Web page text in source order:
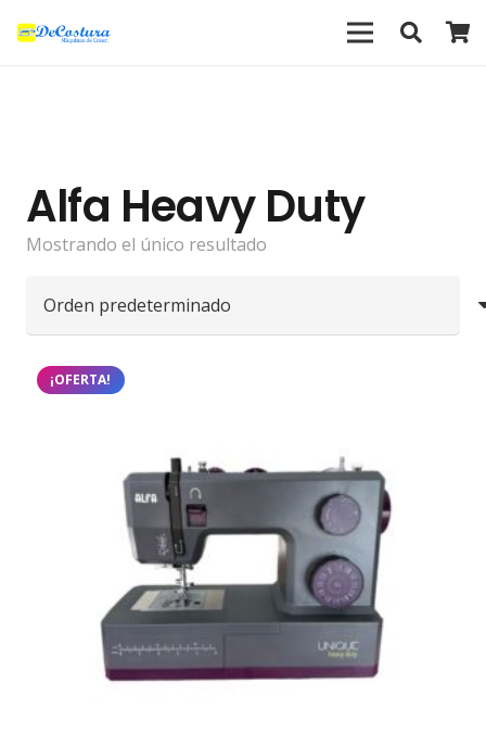
Alfa Heavy Duty
Mostrando el único resultado
¡OFERTA!